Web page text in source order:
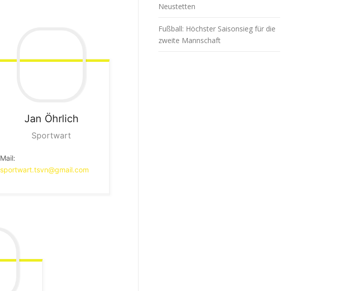
Jan Öhrlich
Sportwart
Mail:
sportwart.tsvn@gmail.com
Neustetten
Fußball: Höchster Saisonsieg für die
zweite Mannschaft